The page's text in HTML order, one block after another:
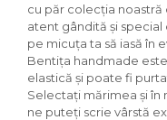
cu păr colecția
atent gândită și
pe micuța ta să iasă în
Bentița handmade este
elastică și poate fi
Selectați mărimea și în
ne puteți scrie vârstă